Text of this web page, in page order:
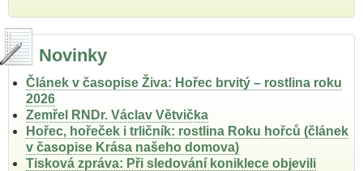
Novinky
Článek v časopise Živa: Hořec brvitý – rostlina roku
2026
Zemřel RNDr. Václav Větvička
Hořec, hořeček i trličník: rostlina Roku hořců (článek
v časopise Krása našeho domova)
Tisková zpráva: Při sledování koniklece objevili